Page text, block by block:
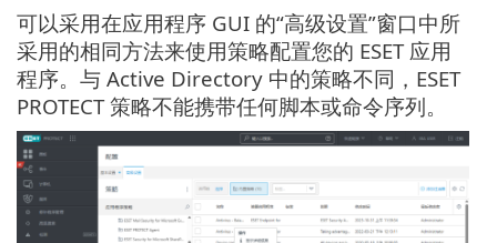
可以采用在应用程序 GUI 的“高级设置”窗口中所
采用的相同方法来使用策略配置您的 ESET 应用
程序。与 Active Directory 中的策略不同，ESET
PROTECT 策略不能携带任何脚本或命令序列。